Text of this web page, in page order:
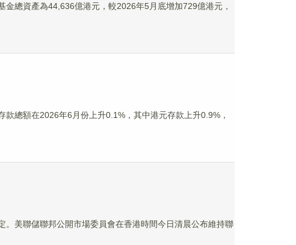
總資產為44,636億港元，較2026年5月底增加729億港元，
總額在2026年6月份上升0.1%，其中港元存款上升0.9%，
。美聯儲聯邦公開市場委員會在香港時間今日清晨公布維持聯